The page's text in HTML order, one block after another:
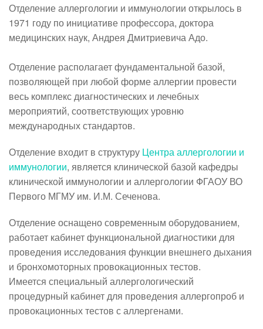
Отделение аллергологии и иммунологии открылось в
1971 году по инициативе профессора, доктора
медицинских наук, Андрея Дмитриевича Адо.
Отделение располагает фундаментальной базой,
позволяющей при любой форме аллергии провести
весь комплекс диагностических и лечебных
мероприятий, соответствующих уровню
международных стандартов.
Отделение входит в структуру Центра аллергологии и
иммунологии, является клинической базой кафедры
клинической иммунологии и аллергологии ФГАОУ ВО
Первого МГМУ им. И.М. Сеченова.
Отделение оснащено современным оборудованием,
работает кабинет функциональной диагностики для
проведения исследования функции внешнего дыхания
и бронхомоторных провокационных тестов.
Имеется специальный аллергологический
процедурный кабинет для проведения аллергопроб и
провокационных тестов с аллергенами.